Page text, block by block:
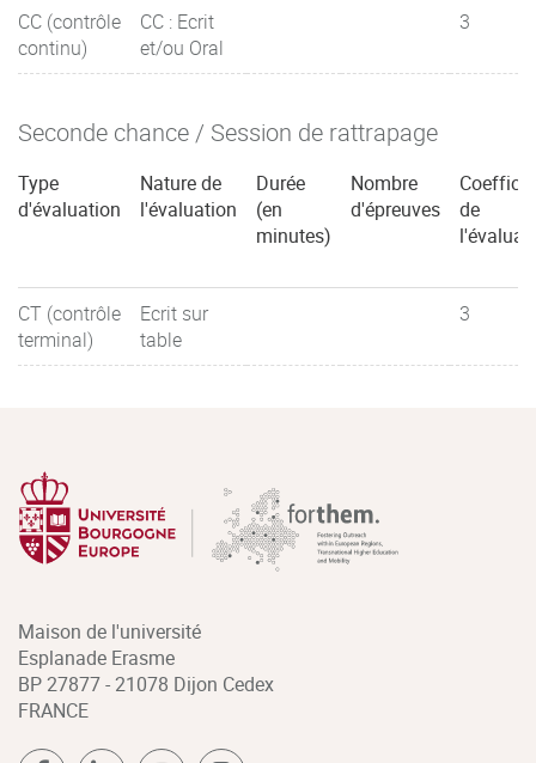
CC (contrôle
continu)
CC : Ecrit
et/ou Oral
3
Seconde chance / Session de rattrapage
Type
d'évaluation
Nature de
l'évaluation
Durée
(en
minutes)
Nombre
d'épreuves
de
CT (contrôle
terminal)
Ecrit sur
table
3
Maison de l'université
Esplanade Erasme
BP 27877 - 21078 Dijon Cedex
FRANCE